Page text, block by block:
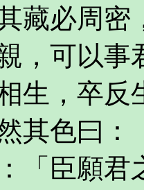
藏必周密
，可以事
生，卒反
其色曰：
「臣願君